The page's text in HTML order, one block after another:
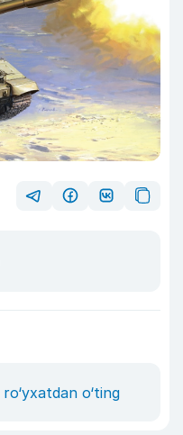
ro‘yxatdan o‘ting